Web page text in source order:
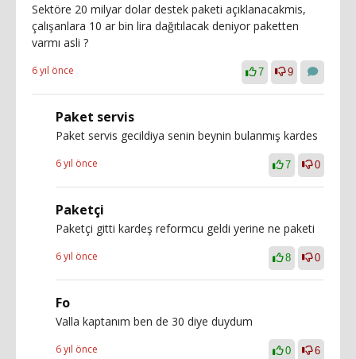
Sektöre 20 milyar dolar destek paketi açıklanacakmis,
çalışanlara 10 ar bin lira dağıtılacak deniyor paketten
varmı asli ?
6 yıl önce 7 9
Paket servis
Paket servis gecildiya senin beynin bulanmış kardes
6 yıl önce 7 0
Paketçi
Paketçi gitti kardeş reformcu geldi yerine ne paketi
6 yıl önce 8 0
Fo
Valla kaptanım ben de 30 diye duydum
6 yıl önce 0 6